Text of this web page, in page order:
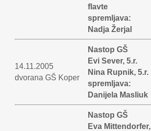
flavte
spremljava:
Nadja Žerjal
14.11.2005
dvorana GŠ Koper
Nastop GŠ
Evi Sever, 5.r.
Nina Rupnik, 5.r.
spremljava:
Danijela Masliuk
Nastop GŠ
Eva Mittendorfer,